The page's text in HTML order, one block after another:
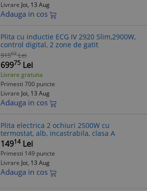
Livrare Joi, 13 Aug
Adauga in cos
Plita cu inductie ECG IV 2920 Slim,2900W,
control digital, 2 zone de gatit
91502 Lei
69975 Lei
Livrare gratuita
Primesti 700 puncte
Livrare Joi, 13 Aug
Adauga in cos
Plita electrica 2 ochiuri 2500W cu
termostat, alb, incastrabila, clasa A
14914 Lei
Primesti 149 puncte
Livrare Joi, 13 Aug
Adauga in cos